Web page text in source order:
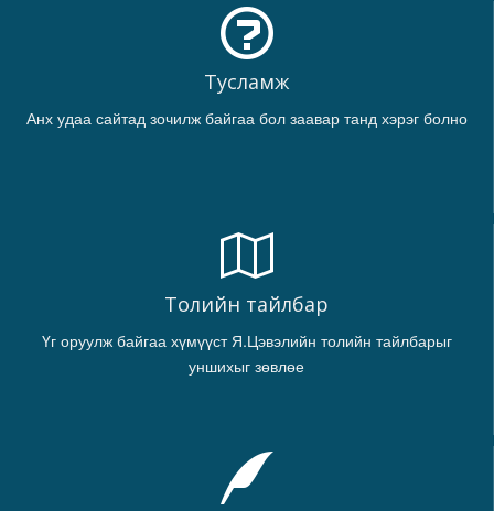
Тусламж
Анх удаа сайтад зочилж байгаа бол заавар танд хэрэг болно
Толийн тайлбар
Үг оруулж байгаа хүмүүст Я.Цэвэлийн толийн тайлбарыг
уншихыг зөвлөе